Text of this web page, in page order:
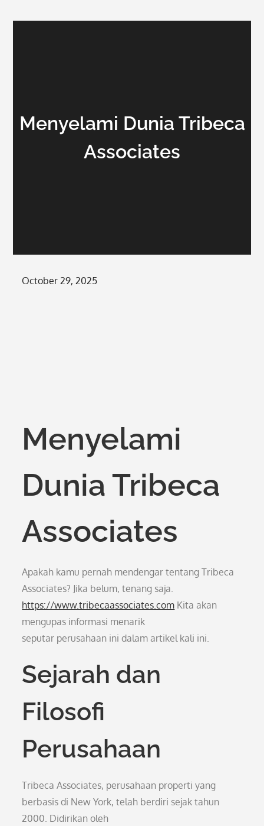
Menyelami Dunia Tribeca
Associates
Posted
October 29, 2025
Menyelami
Dunia Tribeca
Associates
Apakah kamu pernah mendengar tentang Tribeca
Associates? Jika belum, tenang saja.
https://www.tribecaassociates.com Kita akan
mengupas informasi menarik
seputar perusahaan ini dalam artikel kali ini.
Sejarah dan
Filosofi
Perusahaan
Tribeca Associates, perusahaan properti yang
berbasis di New York, telah berdiri sejak tahun
2000. Didirikan oleh